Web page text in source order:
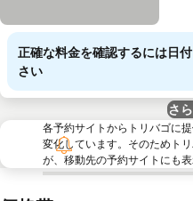
正確な料金を確認するには日
さい
さ
各予約サイトからトリバゴに
変化しています。そのためト
が、移動先の予約サイトにも